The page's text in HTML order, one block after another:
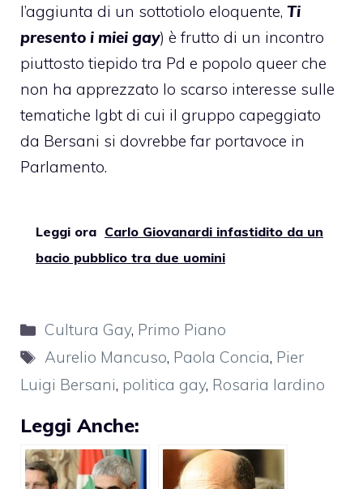
l’aggiunta di un sottotiolo eloquente, Ti
presento i miei gay) è frutto di un incontro
piuttosto tiepido tra Pd e popolo queer che
non ha apprezzato lo scarso interesse sulle
tematiche lgbt di cui il gruppo capeggiato
da Bersani si dovrebbe far portavoce in
Parlamento.
Leggi ora Carlo Giovanardi infastidito da un
bacio pubblico tra due uomini
Categorie
Cultura Gay, Primo Piano
Tag
Aurelio Mancuso, Paola Concia, Pier
Luigi Bersani, politica gay, Rosaria Iardino
Leggi Anche: